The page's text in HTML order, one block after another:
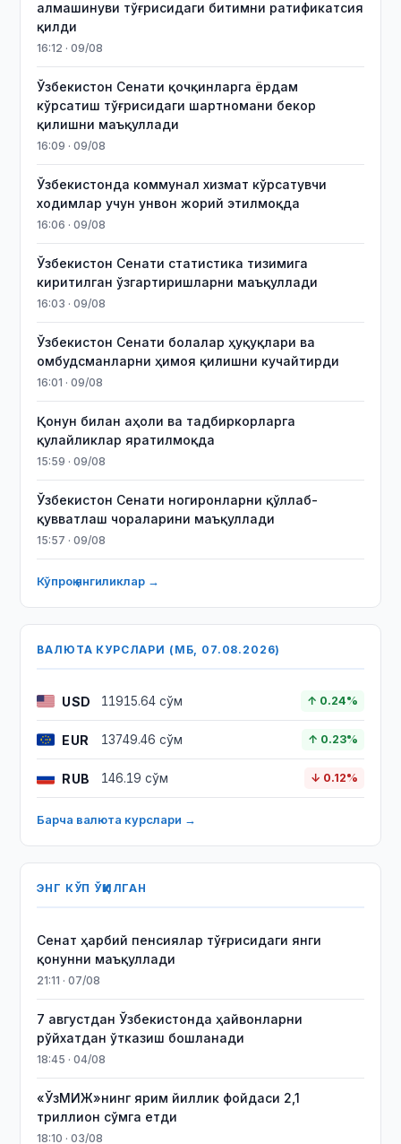
алмашинуви тўғрисидаги битимни ратификатсия
қилди
16:12 · 09/08
Ўзбекистон Сенати қочқинларга ёрдам
кўрсатиш тўғрисидаги шартномани бекор
қилишни маъқуллади
16:09 · 09/08
Ўзбекистонда коммунал хизмат кўрсатувчи
ходимлар учун унвон жорий этилмоқда
16:06 · 09/08
Ўзбекистон Сенати статистика тизимига
киритилган ўзгартиришларни маъқуллади
16:03 · 09/08
Ўзбекистон Сенати болалар ҳуқуқлари ва
омбудсманларни ҳимоя қилишни кучайтирди
16:01 · 09/08
Қонун билан аҳоли ва тадбиркорларга
қулайликлар яратилмоқда
15:59 · 09/08
Ўзбекистон Сенати ногиронларни қўллаб-
қувватлаш чораларини маъқуллади
15:57 · 09/08
Кўпроқ янгиликлар →
ВАЛЮТА КУРСЛАРИ (МБ, 07.08.2026)
USD 11915.64 сўм ↑ 0.24%
EUR 13749.46 сўм ↑ 0.23%
RUB 146.19 сўм ↓ 0.12%
Барча валюта курслари →
ЭНГ КЎП ЎҚИЛГАН
Сенат ҳарбий пенсиялар тўғрисидаги янги
қонунни маъқуллади
21:11 · 07/08
7 августдан Ўзбекистонда ҳайвонларни
рўйхатдан ўтказиш бошланади
18:45 · 04/08
«ЎзМИЖ»нинг ярим йиллик фойдаси 2,1
триллион сўмга етди
18:10 · 03/08